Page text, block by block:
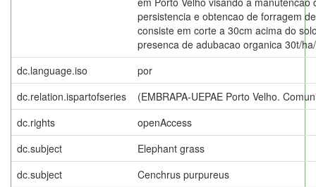
persistencia e obtencao de forragem
consiste em corte a 30cm acima do
presenca de adubacao organica 30t/
dc.language.iso
por
dc.relation.ispartofseries
(EMBRAPA-UEPAE Porto Velho.
dc.rights
openAccess
dc.subject
Elephant grass
dc.subject
Cenchrus purpureus